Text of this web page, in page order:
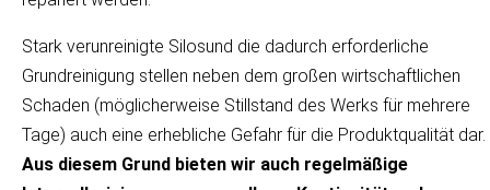
Stark verunreinigte Silosund die dadurch erforderliche
Grundreinigung stellen neben dem großen wirtschaftlichen
Schaden (möglicherweise Stillstand des Werks für mehrere
Tage) auch eine erhebliche Gefahr für die Produktqualität dar.
Aus diesem Grund bieten wir auch regelmäßige